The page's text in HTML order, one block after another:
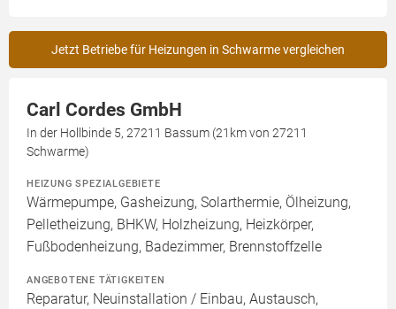
Jetzt Betriebe für Heizungen in Schwarme vergleichen
Carl Cordes GmbH
In der Hollbinde 5, 27211 Bassum (21km von 27211
Schwarme)
HEIZUNG SPEZIALGEBIETE
Wärmepumpe, Gasheizung, Solarthermie, Ölheizung,
Pelletheizung, BHKW, Holzheizung, Heizkörper,
Fußbodenheizung, Badezimmer, Brennstoffzelle
ANGEBOTENE TÄTIGKEITEN
Reparatur, Neuinstallation / Einbau, Austausch,